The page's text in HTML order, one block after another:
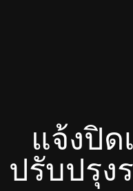
แจ้งปิด
ปรับปรุง